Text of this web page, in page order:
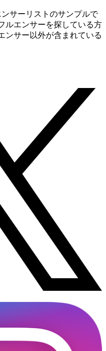
サーリストのサンプルで
ルエンサーを探している方
ンサー以外が含まれている